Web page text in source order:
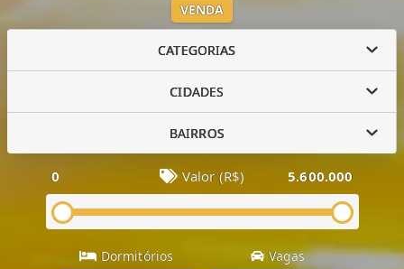
VENDA
CATEGORIAS
CIDADES
BAIRROS
0 Valor (R$) 5.600.000
Dormitórios Vagas